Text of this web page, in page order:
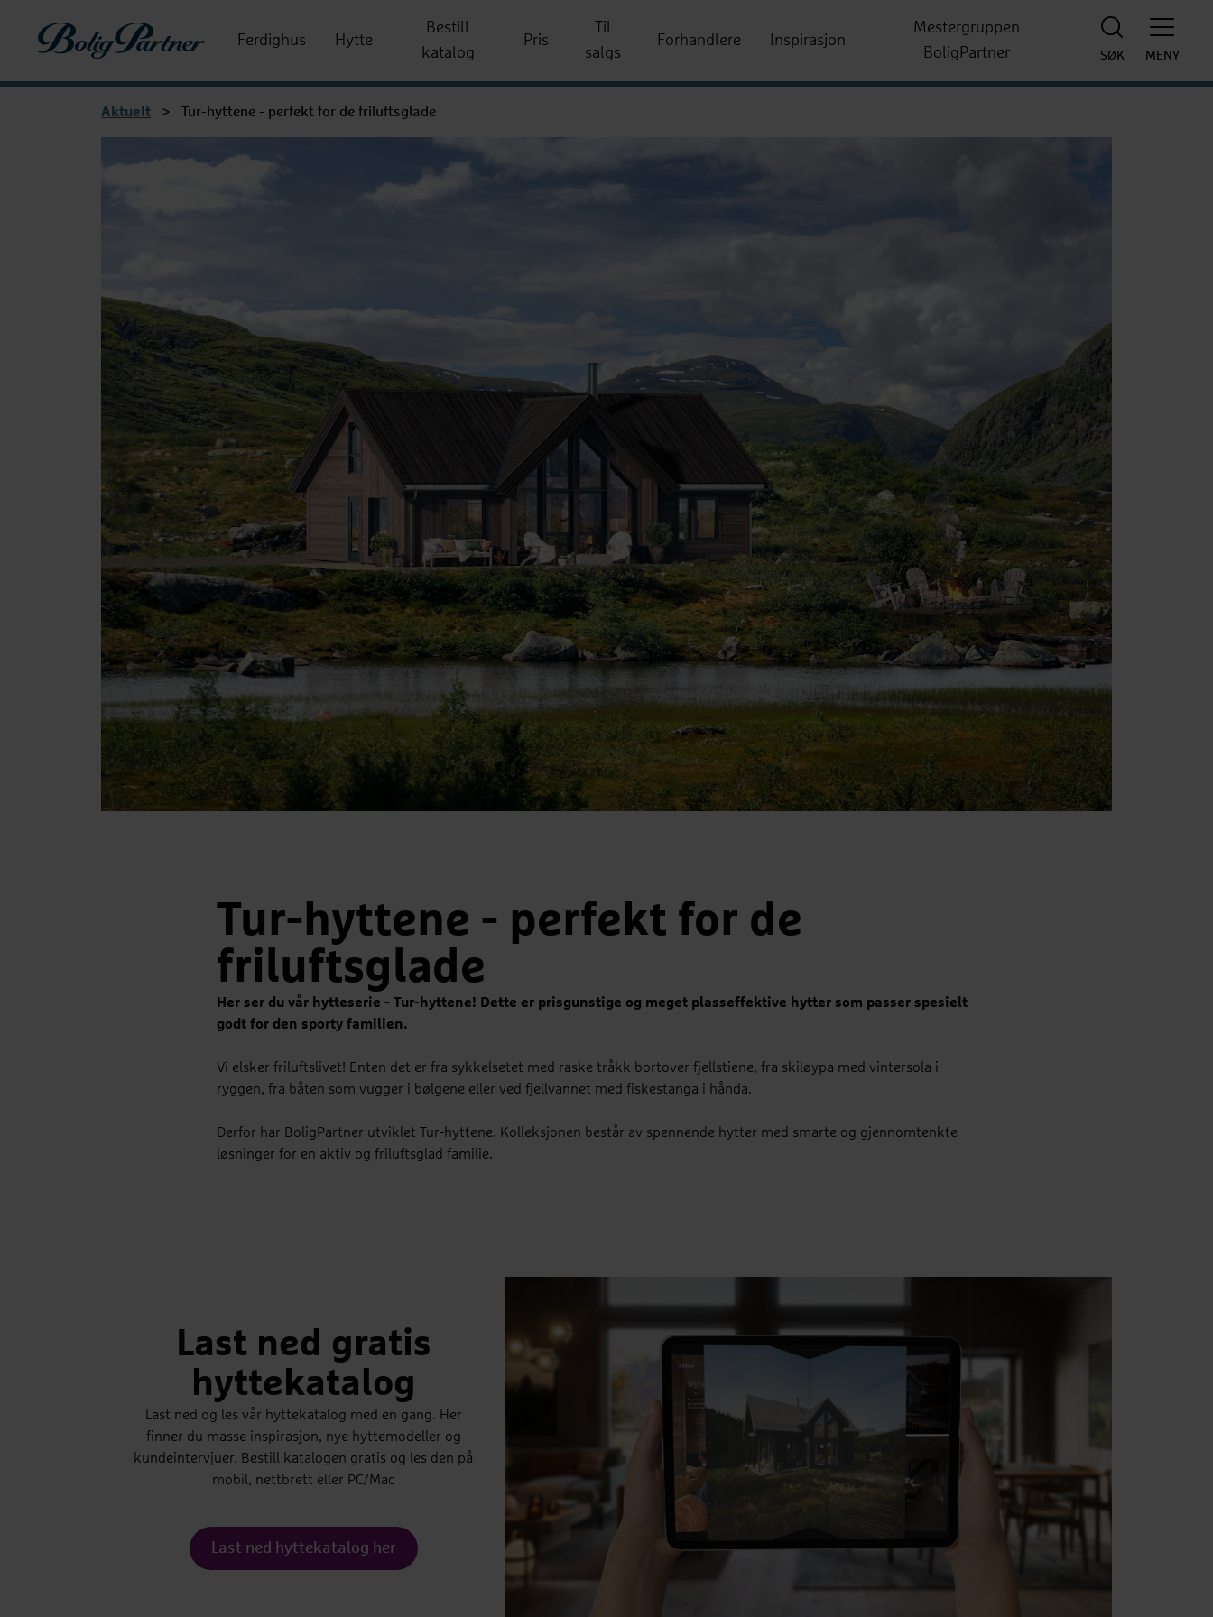
Boligpartner Ferdighus Hytte
Bestill
katalog
Pris
Til
salgs
Forhandlere Inspirasjon
Mestergruppen
BoligPartner
SØK MENY
Aktuelt > Tur-hyttene - perfekt for de friluftsglade
Tur-hyttene - perfekt for de
friluftsglade
Her ser du vår hytteserie - Tur-hyttene! Dette er prisgunstige og meget plasseffektive hytter som passer spesielt
godt for den sporty familien.
Vi elsker friluftslivet! Enten det er fra sykkelsetet med raske tråkk bortover fjellstiene, fra skiløypa med vintersola i
ryggen, fra båten som vugger i bølgene eller ved fjellvannet med fiskestanga i hånda.
Derfor har BoligPartner utviklet Tur-hyttene. Kolleksjonen består av spennende hytter med smarte og gjennomtenkte
løsninger for en aktiv og friluftsglad familie.
Last ned gratis
hyttekatalog
Last ned og les vår hyttekatalog med en gang. Her
finner du masse inspirasjon, nye hyttemodeller og
kundeintervjuer. Bestill katalogen gratis og les den på
mobil, nettbrett eller PC/Mac
Last ned hyttekatalog her